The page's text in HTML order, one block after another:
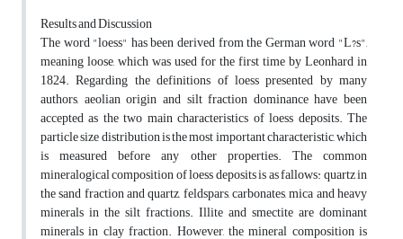
Results and Discussion
The word "loess" has been derived from the German word "L?s",
meaning loose, which was used for the first time by Leonhard in
1824. Regarding the definitions of loess presented by many
authors, aeolian origin and silt fraction dominance have been
accepted as the two main characteristics of loess deposits. The
particle size distribution is the most important characteristic, which
is measured before any other properties. The common
mineralogical composition of loess deposits is as fallows: quartz in
the sand fraction and quartz, feldspars, carbonates, mica and heavy
minerals in the silt fractions. Illite and smectite are dominant
minerals in clay fraction. However, the mineral composition is